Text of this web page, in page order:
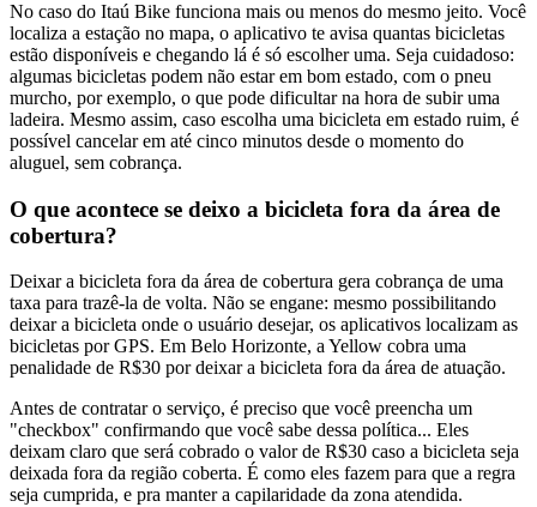
No caso do Itaú Bike funciona mais ou menos do mesmo jeito. Você
localiza a estação no mapa, o aplicativo te avisa quantas bicicletas
estão disponíveis e chegando lá é só escolher uma. Seja cuidadoso:
algumas bicicletas podem não estar em bom estado, com o pneu
murcho, por exemplo, o que pode dificultar na hora de subir uma
ladeira. Mesmo assim, caso escolha uma bicicleta em estado ruim, é
possível cancelar em até cinco minutos desde o momento do
aluguel, sem cobrança.
O que acontece se deixo a bicicleta fora da área de
cobertura?
Deixar a bicicleta fora da área de cobertura gera cobrança de uma
taxa para trazê-la de volta. Não se engane: mesmo possibilitando
deixar a bicicleta onde o usuário desejar, os aplicativos localizam as
bicicletas por GPS. Em Belo Horizonte, a Yellow cobra uma
penalidade de R$30 por deixar a bicicleta fora da área de atuação.
Antes de contratar o serviço, é preciso que você preencha um
"checkbox" confirmando que você sabe dessa política... Eles
deixam claro que será cobrado o valor de R$30 caso a bicicleta seja
deixada fora da região coberta. É como eles fazem para que a regra
seja cumprida, e pra manter a capilaridade da zona atendida.